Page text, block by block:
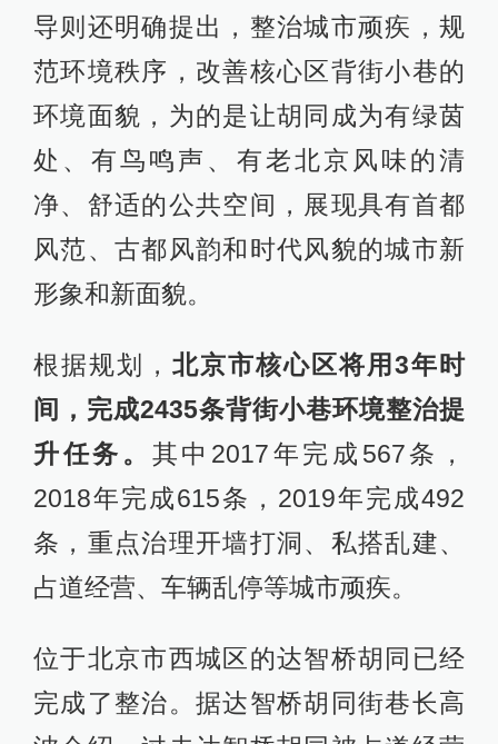
导则还明确提出，整治城市顽疾，规
范环境秩序，改善核心区背街小巷的
环境面貌，为的是让胡同成为有绿茵
处、有鸟鸣声、有老北京风味的清
净、舒适的公共空间，展现具有首都
风范、古都风韵和时代风貌的城市新
形象和新面貌。
根据规划， 北京市核心区将用3年时
间，完成2435条背街小巷环境整治提
升任务。 其中2017年完成567条，
2018年完成615条，2019年完成492
条，重点治理开墙打洞、私搭乱建、
占道经营、车辆乱停等城市顽疾。
位于北京市西城区的达智桥胡同已经
完成了整治。据达智桥胡同街巷长高